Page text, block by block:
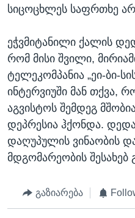
სიცოცხლეს საფრთხე
ეჭვმიტანილი ქალის
რომ მისი შვილი,
ტელეკომპანია „ეი-ბი-
ინტერვიუში მან თქვა,
აგვისტოს შემდეგ
დეპრესია ჰქონდა.
დაღუპულის ვინაობის
მდგომარეობის შესახებ
გაზიარება